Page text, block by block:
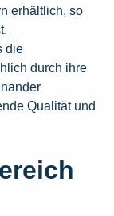
erhältlich, so
die
durch ihre
Qualität und